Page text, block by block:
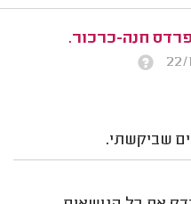
פרדס חנה-כרכור.
שביקשתי.